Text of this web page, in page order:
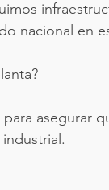
nacional en
asegurar